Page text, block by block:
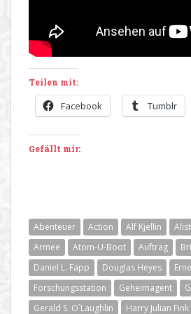
Teilen mit:
Facebook Tumblr
Gefällt mir:
Abenteuer Action Alf Kjellin
Armee
Atom-U-Boot Auftrag
Daniel L. Fapp
Douglas Heyes
Forschungsstation
Geheimagent
Gerald S. O`Laughlin
Harry Julian Fink